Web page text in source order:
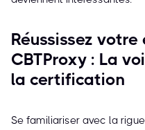
Réussissez votre
CBTProxy : La
la certification
Se familiariser avec la